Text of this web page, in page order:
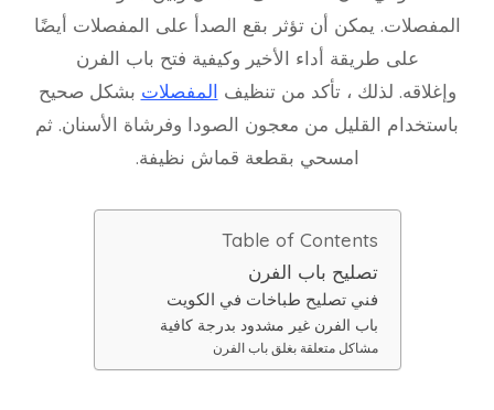
المفصلات. يمكن أن تؤثر بقع الصدأ على المفصلات أيضًا
على طريقة أداء الأخير وكيفية فتح باب الفرن
وإغلاقه. لذلك ، تأكد من تنظيف المفصلات بشكل صحيح
باستخدام القليل من معجون الصودا وفرشاة الأسنان. ثم
امسحي بقطعة قماش نظيفة.
Table of Contents
تصليح باب الفرن
فني تصليح طباخات في الكويت
باب الفرن غير مشدود بدرجة كافية
مشاكل متعلقة بغلق باب الفرن